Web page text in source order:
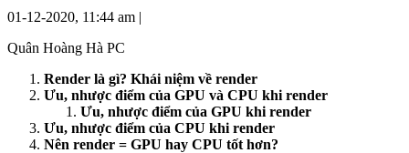
01-12-2020, 11:44 am |
Quân Hoàng Hà PC
Render là gì? Khái niệm về render
Ưu, nhược điểm của GPU và CPU khi render
Ưu, nhược điểm của GPU khi render
Ưu, nhược điểm của CPU khi render
Nên render = GPU hay CPU tốt hơn?